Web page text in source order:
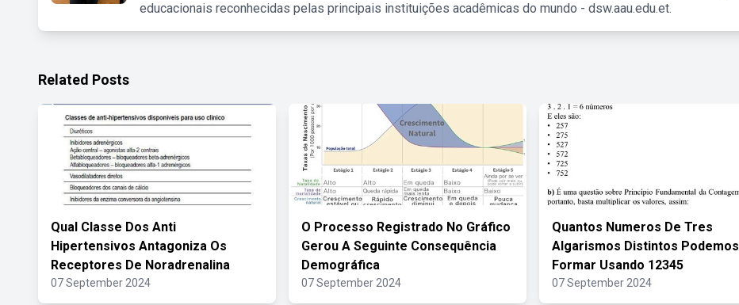
educacionais reconhecidas pelas principais instituições acadêmicas do mundo - dsw.aau.edu.et.
Related Posts
Qual Classe Dos Anti
Hipertensivos Antagoniza Os
Receptores De Noradrenalina
07 September 2024
O Processo Registrado No Gráfico
Gerou A Seguinte Consequência
Demográfica
07 September 2024
Quantos Numeros De Tres
Algarismos Distintos Podemos
Formar Usando 12345
07 September 2024